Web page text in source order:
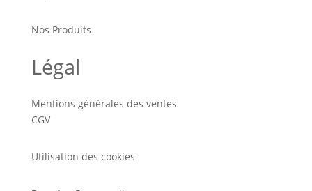
Nos Produits
Légal
Mentions générales des ventes
CGV
Utilisation des cookies